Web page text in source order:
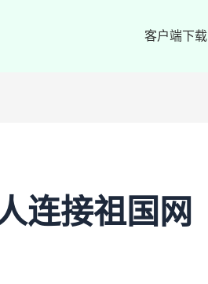
客户端下载
连接祖国网